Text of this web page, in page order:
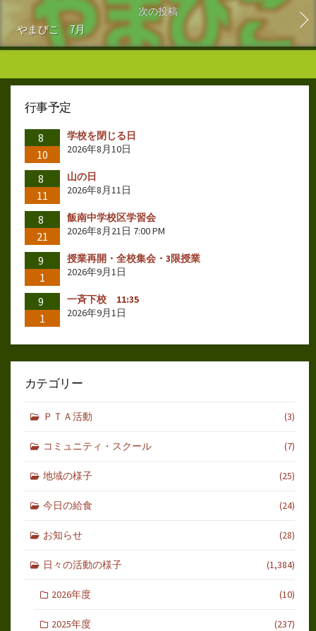
次の投稿
やまびこ 7月
行事予定
8
10
学校を閉じる日
2026年8月10日
8
11
山の日
2026年8月11日
8
21
飯南中学校区学習会
2026年8月21日 7:00 PM
9
1
授業再開・全校集会・3限授業
2026年9月1日
9
1
一斉下校 11:35
2026年9月1日
カテゴリー
ＰＴＡ活動 (3)
コミュニティ・スクール (7)
地域の様子 (25)
今日の給食 (24)
お知らせ (28)
日々の活動の様子 (1,384)
2026年度 (10)
2025年度 (237)